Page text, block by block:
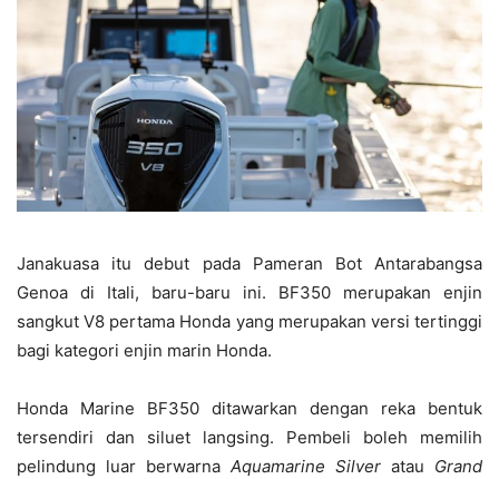
Janakuasa itu debut pada Pameran Bot Antarabangsa
Genoa di Itali, baru-baru ini. BF350 merupakan enjin
sangkut V8 pertama Honda yang merupakan versi tertinggi
bagi kategori enjin marin Honda.
Honda Marine BF350 ditawarkan dengan reka bentuk
tersendiri dan siluet langsing. Pembeli boleh memilih
pelindung luar berwarna Aquamarine Silver atau Grand